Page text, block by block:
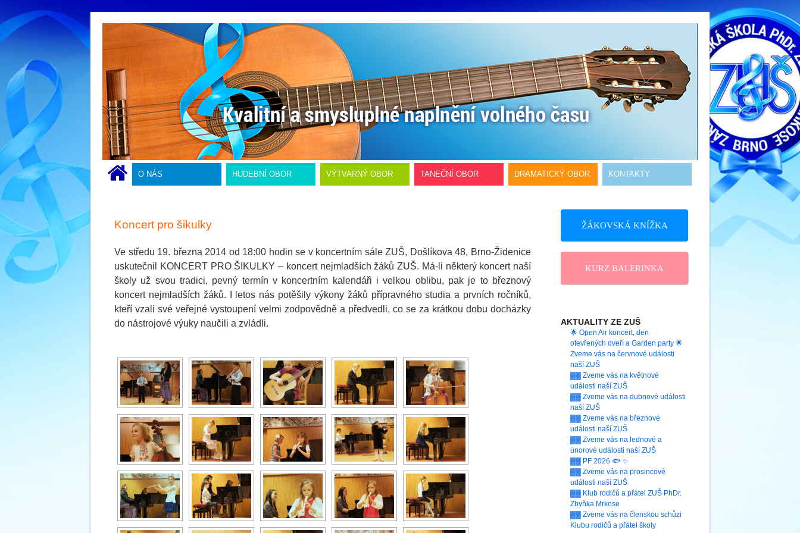
O NÁS HUDEBNÍ OBOR VÝTVARNÝ OBOR TANEČNÍ OBOR DRAMATICKÝ OBOR KONTAKTY
Koncert pro šikulky
Ve středu 19. března 2014 od 18:00 hodin se v koncertním sále ZUŠ, Došlíkova 48, Brno-Židenice
uskutečnil KONCERT PRO ŠIKULKY – koncert nejmladších žáků ZUŠ. Má-li některý koncert naší
školy už svou tradici, pevný termín v koncertním kalendáři i velkou oblibu, pak je to březnový
koncert nejmladších žáků. I letos nás potěšily výkony žáků přípravného studia a prvních ročníků,
kteří vzali své veřejné vystoupení velmi zodpovědně a předvedli, co se za krátkou dobu docházky
do nástrojové výuky naučili a zvládli.
ŽÁKOVSKÁ KNÍŽKA
KURZ BALERINKA
AKTUALITY ZE ZUŠ
🌟 Open Air koncert, den
otevřených dveří a Garden party 🌟
Zveme vás na červnové události
naší ZUŠ
▓▓ Zveme vás na květnové
události naší ZUŠ
▓▓ Zveme vás na dubnové události
naší ZUŠ
▓▓ Zveme vás na březnové
události naší ZUŠ
▓▓ Zveme vás na lednové a
únorové události naší ZUŠ
▓▓ PF 2026 🐟 ✨
▓▓ Zveme vás na prosincové
události naší ZUŠ
▓▓ Klub rodičů a přátel ZUŠ PhDr.
Zbyňka Mrkose
▓▓ Zveme vás na členskou schůzi
Klubu rodičů a přátel školy